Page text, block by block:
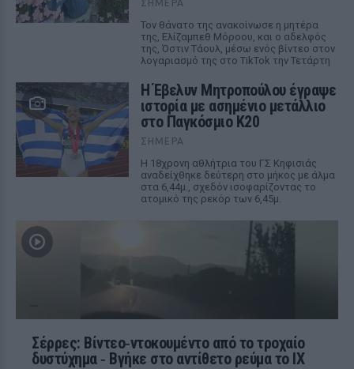
ΣΉΜΕΡΑ
Τον θάνατο της ανακοίνωσε η μητέρα
της, Ελίζαμπεθ Μόροου, και ο αδελφός
της, Όστιν Τάουλ, μέσω ενός βίντεο στον
λογαριασμό της στο TikTok την Τετάρτη
Η Έβελυν Μητροπούλου έγραψε
ιστορία με ασημένιο μετάλλιο
στο Παγκόσμιο Κ20
ΣΉΜΕΡΑ
Η 18χρονη αθλήτρια του ΓΣ Κηφισιάς
αναδείχθηκε δεύτερη στο μήκος με άλμα
στα 6,44μ., σχεδόν ισοφαρίζοντας το
ατομικό της ρεκόρ των 6,45μ.
Σέρρες: Βίντεο‑ντοκουμέντο από το τροχαίο
δυστύχημα ‑ Βγήκε στο αντίθετο ρεύμα το ΙΧ